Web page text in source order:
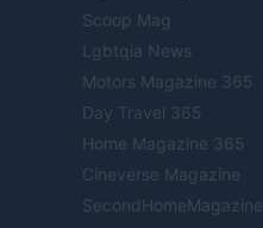
Scoop Mag
Lgbtqia News
Motors Magazine 365
Day Travel 365
Home Magazine 365
Cineverse Magazine
SecondHomeMagazine